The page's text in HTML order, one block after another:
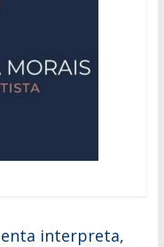
interpreta,